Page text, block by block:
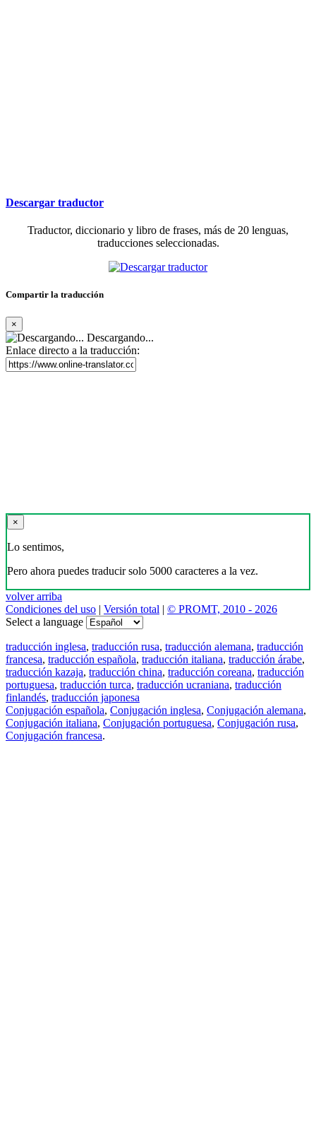
Descargar traductor
Traductor, diccionario y libro de frases, más de 20 lenguas,
traducciones seleccionadas.
Compartir la traducción
×
Descargando...
Enlace directo a la traducción:
×
Lo sentimos,
Pero ahora puedes traducir solo 5000 caracteres a la vez.
volver arriba
Condiciones del uso | Versión total | © PROMT, 2010 - 2026
Select a language
traducción inglesa, traducción rusa, traducción alemana, traducción
francesa, traducción española, traducción italiana, traducción árabe,
traducción kazaja, traducción china, traducción coreana, traducción
portuguesa, traducción turca, traducción ucraniana, traducción
finlandés, traducción japonesa
Conjugación española, Conjugación inglesa, Conjugación alemana,
Conjugación italiana, Conjugación portuguesa, Conjugación rusa,
Conjugación francesa.